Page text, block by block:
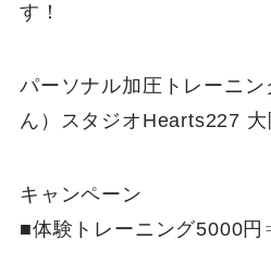
す！
パーソナル加圧トレーニ
ん）スタジオHearts227
キャンペーン
■体験トレーニング5000